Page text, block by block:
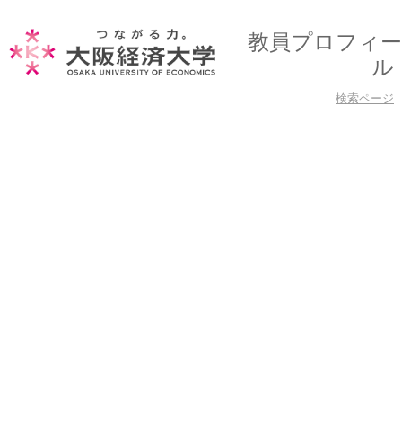
教員プロフィー
ル
検索ページ